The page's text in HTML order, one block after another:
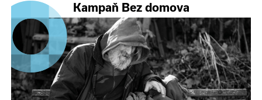
Kampaň Bez domova